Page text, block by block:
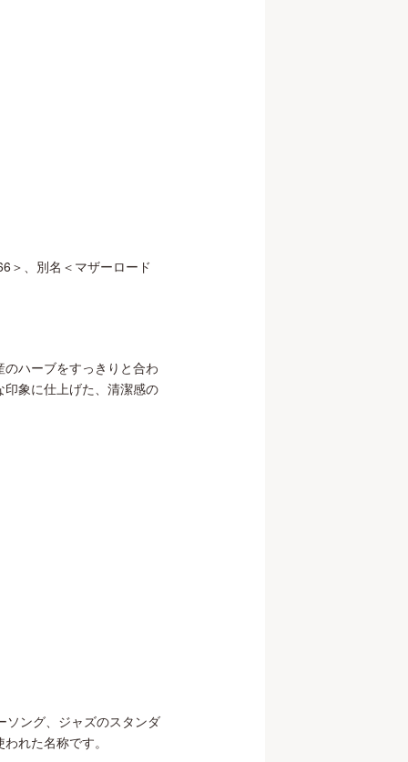
＞、別名＜マザーロード
ハーブをすっきりと合わ
象に仕上げた、清潔感の
ソング、ジャズのスタンダ
れた名称です。